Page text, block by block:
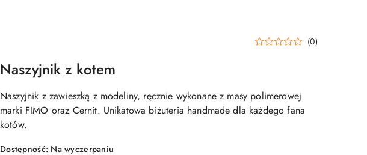
(0)
Naszyjnik z kotem
Naszyjnik z zawieszką z modeliny, ręcznie wykonane z masy polimerowej
marki FIMO oraz Cernit. Unikatowa biżuteria handmade dla każdego fana
kotów.
Dostępność: Na wyczerpaniu